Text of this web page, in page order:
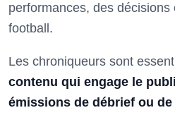
performances, des
football.
Les chroniqueurs sont
contenu qui engage le
émissions de débrief ou